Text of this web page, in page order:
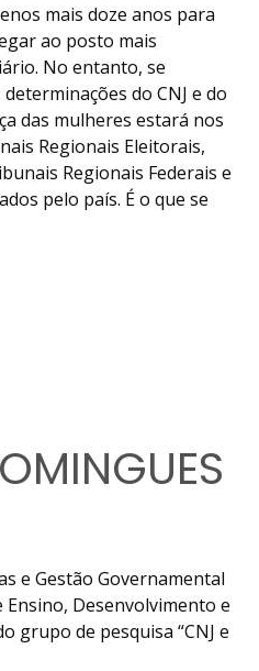
mais doze anos para
ao posto mais
No entanto, se
do CNJ e do
das mulheres estará nos
Regionais Eleitorais,
Regionais Federais e
pelo país. É o que se
e Gestão Governamental
Desenvolvimento e
grupo de pesquisa “CNJ e